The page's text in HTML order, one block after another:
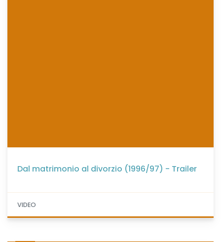
Dal matrimonio al divorzio (1996/97) - Trailer
VIDEO